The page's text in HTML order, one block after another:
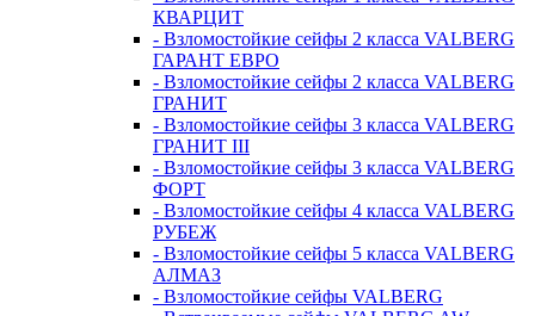
КВАРЦИТ
- Взломостойкие сейфы 2 класса VALBERG
ГАРАНТ ЕВРО
- Взломостойкие сейфы 2 класса VALBERG
ГРАНИТ
- Взломостойкие сейфы 3 класса VALBERG
ГРАНИТ III
- Взломостойкие сейфы 3 класса VALBERG
ФОРТ
- Взломостойкие сейфы 4 класса VALBERG
РУБЕЖ
- Взломостойкие сейфы 5 класса VALBERG
АЛМАЗ
- Взломостойкие сейфы VALBERG